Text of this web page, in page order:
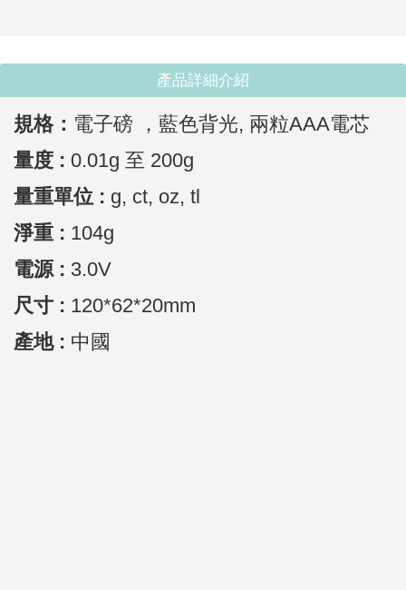
產品詳細介紹
規格： 電子磅 ，藍色背光, 兩粒AAA電芯
量度 : 0.01g 至 200g
量重單位 : g, ct, oz, tl
淨重 : 104g
電源 : 3.0V
尺寸 : 120*62*20mm
產地 : 中國